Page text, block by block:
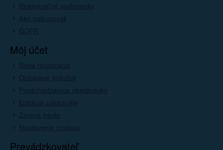
Reklamačné podmienky
Ako nakupovať
GDPR
Môj účet
Nová registrácia
Oblúbené položky
Predchádzajúce objednávky
Editácia zákazníka
Zmeniť heslo
Nastavenie cookies
Prevádzkovateľ